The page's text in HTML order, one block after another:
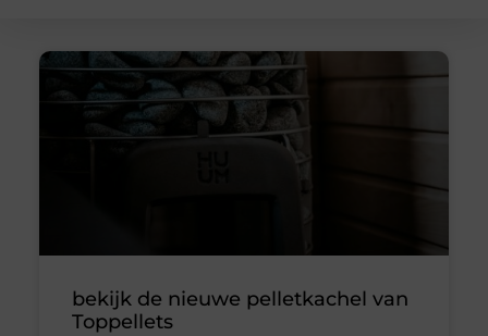
bekijk de nieuwe pelletkachel van
Toppellets